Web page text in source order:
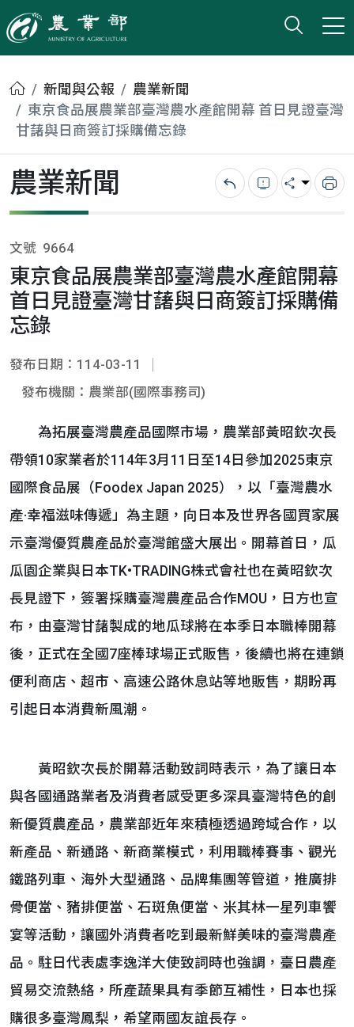
農業部
打開
小版
首頁新聞與公報
農業新聞
東京食品展農業部臺灣農水產館開幕 首日見證臺灣
甘藷與日商簽訂採購備忘錄
農業新聞 回上一頁錯誤回報
分享 列
文號 9664
東京食品展農業部臺灣農水產館開幕
首日見證臺灣甘藷與日商簽訂採購備
忘錄
發布日期：114-03-11
發布機關：農業部(國際事務司)
為拓展臺灣農產品國際市場，農業部黃昭欽次長
帶領10家業者於114年3月11日至14日參加2025東京
國際食品展（Foodex Japan 2025），以「臺灣農水
產·幸福滋味傳遞」為主題，向日本及世界各國買家展
示臺灣優質農產品於臺灣館盛大展出。開幕首日，瓜
瓜園企業與日本TK•TRADING株式會社也在黃昭欽次
長見證下，簽署採購臺灣農產品合作MOU，日方也宣
布，由臺灣甘藷製成的地瓜球將在本季日本職棒開幕
後，正式在全國7座棒球場正式販售，後續也將在連鎖
便利商店、超市、高速公路休息站等地販售，期盼再
引起日本消費新風潮。
黃昭欽次長於開幕活動致詞時表示，為了讓日本
與各國通路業者及消費者感受更多深具臺灣特色的創
新優質農產品，農業部近年來積極透過跨域合作，以
新產品、新通路、新商業模式，利用職棒賽事、觀光
鐵路列車、海外大型通路、品牌集團等管道，推廣排
骨便當、豬排便當、石斑魚便當、米其林一星列車饗
宴等活動，讓國外消費者吃到最新鮮美味的臺灣農產
品。駐日代表處李逸洋大使致詞時也強調，臺日農產
貿易交流熱絡，所產蔬果具有季節互補性，日本也採
購很多臺灣鳳梨，希望兩國友誼長存。